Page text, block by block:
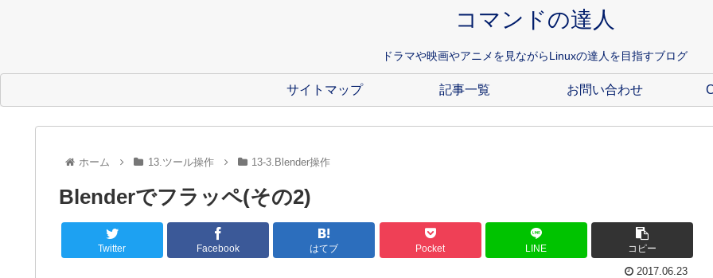
コマンドの達人
ドラマや映画やアニメを見ながらLinuxの達人を目指すブログ
サイトマップ 記事一覧 お問い合わせ
ホーム 13.ツール操作 13-3.Blender操作
Blenderでフラッペ(その2)
Twitter Facebook はてブ Pocket LINE コピー
2017.06.23